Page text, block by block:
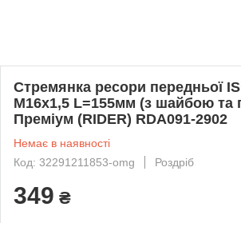
Стремянка ресори передньої
М16х1,5 L=155мм (з шайбою та
Преміум (RIDER) RDА091-2902
Немає в наявності
Код: 32291211853-omg
Роздріб
349 ₴